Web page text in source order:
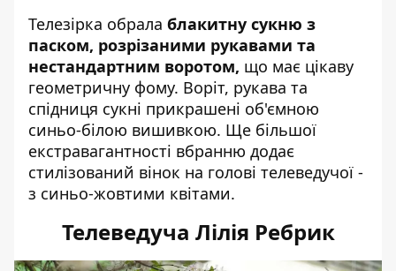
Телезірка обрала блакитну сукню з
паском, розрізаними рукавами та
нестандартним воротом, що має цікаву
геометричну фому. Воріт, рукава та
спідниця сукні прикрашені об'ємною
синьо-білою вишивкою. Ще більшої
екстравагантності вбранню додає
стилізований вінок на голові телеведучої -
з синьо-жовтими квітами.
Телеведуча Лілія Ребрик